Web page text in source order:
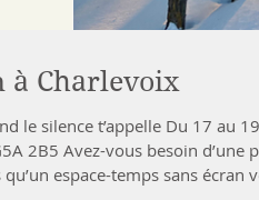
à Charlevoix
le silence t’appelle Du 17 au
2B5 Avez-vous besoin d’une
espace-temps sans écran